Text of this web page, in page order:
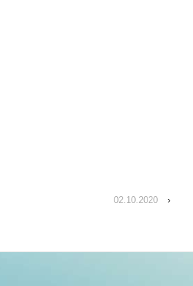
02.10.2020 ›